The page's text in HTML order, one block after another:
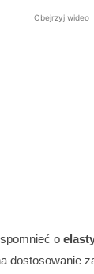
Obejrzyj wideo
o
dostosowanie